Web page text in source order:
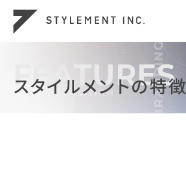
FEATURES
スタイルメントの特徴